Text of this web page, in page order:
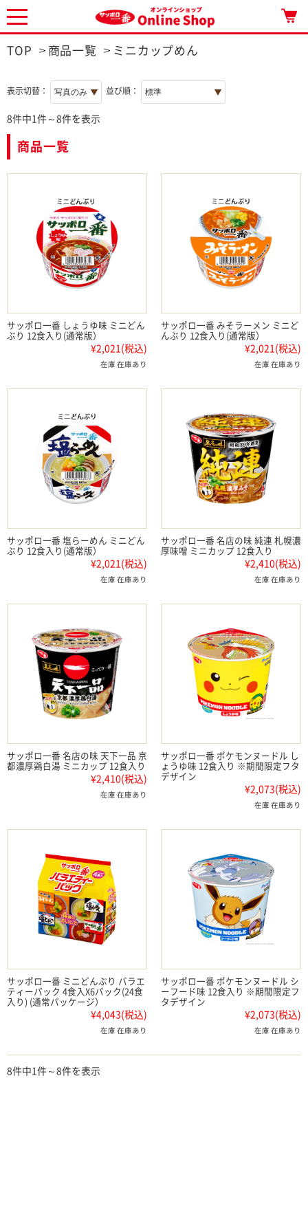
TOP 商品一覧 ミニカップめん
表示切替： 並び順：
8件中1件～8件を表示
商品一覧
サッポロ一番 しょうゆ味 ミニどん
ぶり 12食入り(通常版）
¥2,021 (税込)
在庫 在庫あり
サッポロ一番 みそラーメン ミニど
んぶり 12食入り(通常版）
¥2,021 (税込)
在庫 在庫あり
サッポロ一番 塩らーめん ミニどん
ぶり 12食入り(通常版）
¥2,021 (税込)
在庫 在庫あり
サッポロ一番 名店の味 純連 札幌濃
厚味噌 ミニカップ 12食入り
¥2,410(税込)
在庫 在庫あり
サッポロ一番 名店の味 天下一品 京
都濃厚鶏白湯 ミニカップ 12食入り
¥2,410(税込)
在庫 在庫あり
サッポロ一番 ポケモンヌードル し
ょうゆ味 12食入り ※期間限定フタ
デザイン
¥2,073(税込)
在庫 在庫あり
サッポロ一番 ミニどんぶり バラエ
ティーパック 4食入X6パック(24食
入り) (通常パッケージ）
¥4,043(税込)
在庫 在庫あり
サッポロ一番 ポケモンヌードル シ
ーフード味 12食入り ※期間限定フ
タデザイン
¥2,073(税込)
在庫 在庫あり
8件中1件～8件を表示